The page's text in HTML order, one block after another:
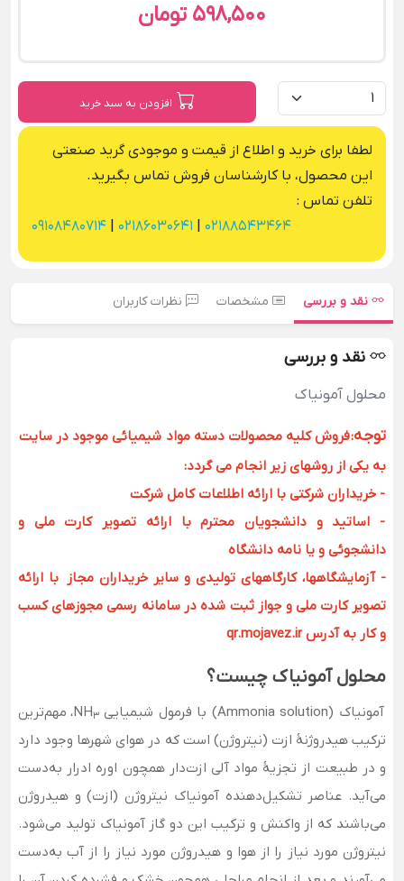
598,500 تومان
افزودن به سبد خرید
لطفا برای خرید و اطلاع از قیمت و موجودی گرید صنعتی
این محصول، با کارشناسان فروش تماس بگیرید.
تلفن تماس :
02188543464
02186030641
09108480714
نقد و بررسی مشخصات نظرات کاربران
نقد و بررسی
محلول آمونیاک
توجه:فروش کلیه محصولات دسته مواد شیمیائی موجود در سایت
به یکی از روشهای زیر انجام می گردد:
- خریداران شرکتی با ارائه اطلاعات کامل شرکت
- اساتید و دانشجویان محترم با ارائه تصویر کارت ملی و
دانشجوئی و یا نامه دانشگاه
- آزمایشگاهها، کارگاههای تولیدی و سایر خریداران مجاز با ارائه
تصویر کارت ملی و جواز ثبت شده در سامانه رسمی مجوزهای کسب
و کار به آدرس qr.mojavez.ir
محلول آمونیاک چیست؟
آمونیاک (Ammonia solution) با فرمول شیمیایی NH 3
، مهم‌ترین
ترکیب هیدروژنهٔ ازت (نیتروژن) است که در هوای شهرها وجود دارد
و در طبیعت از تجزیهٔ مواد آلی ازت‌دار همچون اوره ادرار به‌دست
می‌آید. عناصر تشکیل‌دهنده آمونیاک نیتروژن (ازت) و هیدروژن
می‌باشند که از واکنش و ترکیب این دو گاز آمونیاک تولید می‌شود.
نیتروژن مورد نیاز را از هوا و هیدروژن مورد نیاز را از آب به‌دست